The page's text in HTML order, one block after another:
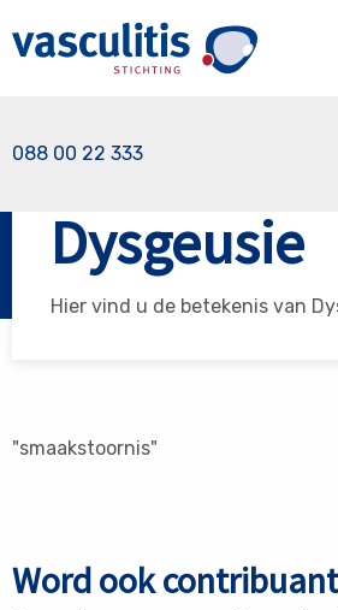
088 00 22 333
Zoek
Zoek
Dysgeusie
Hier vind u de betekenis van
"smaakstoornis"
Word ook contribuant